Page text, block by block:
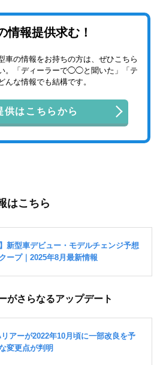
情報提供求む！
車の情報をお持ちの方は、ぜひこちら
。「ディーラーで◯◯と聞いた」「テ
んな情報でも結構です。
供はこちらから
はこちら
がさらなるアップデート